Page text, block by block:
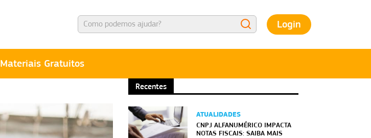
Login
Materiais Gratuitos
Recentes
ATUALIDADES
CNPJ ALFANUMÉRICO IMPACTA
NOTAS FISCAIS: SAIBA MAIS